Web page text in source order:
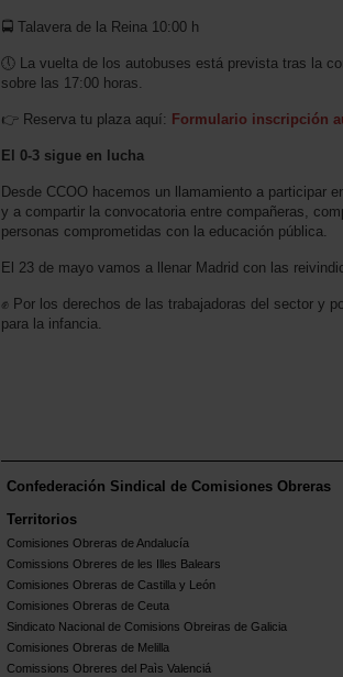
🚍 Talavera de la Reina 10:00 h
🕔 La vuelta de los autobuses está prevista tras la
sobre las 17:00 horas.
👉 Reserva tu plaza aquí: Formulario inscripción
El 0-3 sigue en lucha
Desde CCOO hacemos un llamamiento a participar
y a compartir la convocatoria entre compañeras,
personas comprometidas con la educación pública.
El 23 de mayo vamos a llenar Madrid con las
✊ Por los derechos de las trabajadoras del sector y
para la infancia.
Confederación Sindical de Comisiones Obreras
Territorios
Comisiones Obreras de Andalucía
Comissions Obreres de les Illes Balears
Comisiones Obreras de Castilla y León
Comisiones Obreras de Ceuta
Sindicato Nacional de Comisions Obreiras de Galicia
Comisiones Obreras de Melilla
Comissions Obreres del Paìs Valenciá